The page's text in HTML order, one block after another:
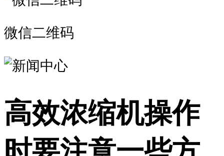
微信二维码
高效浓缩机操作